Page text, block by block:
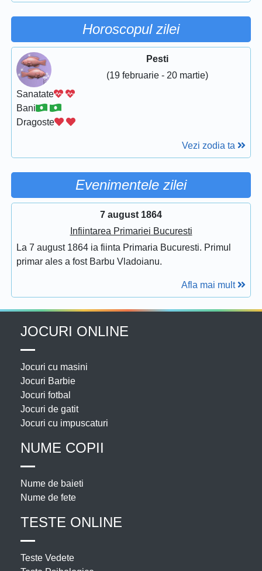
Horoscopul zilei
Pesti
(19 februarie - 20 martie)
Sanatate
Bani
Dragoste
Vezi zodia ta
Evenimentele zilei
7 august 1864
Infiintarea Primariei Bucuresti
La 7 august 1864 ia fiinta Primaria Bucuresti. Primul
primar ales a fost Barbu Vladoianu.
Afla mai mult
JOCURI ONLINE
Jocuri cu masini
Jocuri Barbie
Jocuri fotbal
Jocuri de gatit
Jocuri cu impuscaturi
NUME COPII
Nume de baieti
Nume de fete
TESTE ONLINE
Teste Vedete